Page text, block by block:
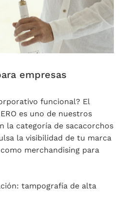
empresas
funcional? El
es uno de nuestros
la categoría de sacacorchos
la visibilidad de tu marca
merchandising para
tampografía de alta